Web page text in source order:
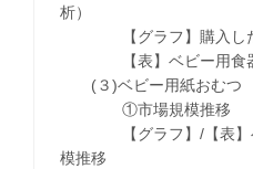
析）
【グラフ】購入した
【表】ベビー用食器
(３)ベビー用紙おむつ
①市場規模推移
【グラフ】/【表】ベ
模推移